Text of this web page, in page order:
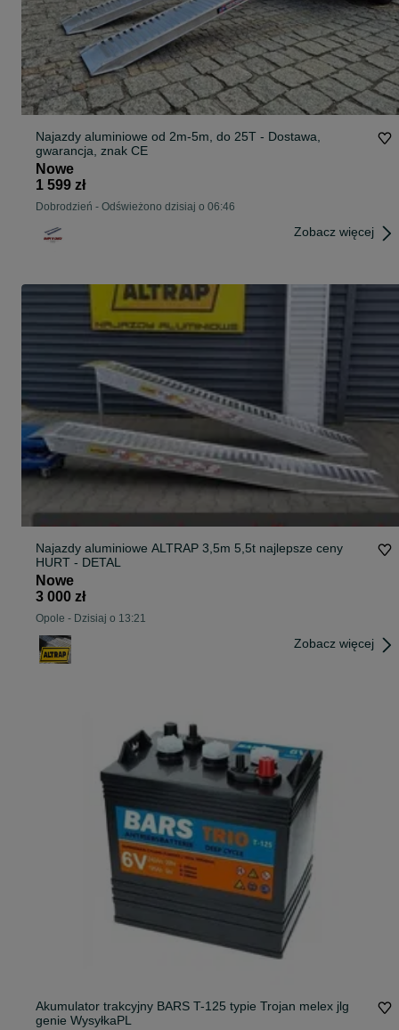
Najazdy aluminiowe od 2m-5m, do 25T - Dostawa,
gwarancja, znak CE
Nowe
1 599 zł
Dobrodzień - Odświeżono dzisiaj o 06:46
Zobacz więcej
Najazdy aluminiowe ALTRAP 3,5m 5,5t najlepsze ceny
HURT - DETAL
Nowe
3 000 zł
Opole - Dzisiaj o 13:21
Zobacz więcej
Akumulator trakcyjny BARS T-125 typie Trojan melex jlg
genie WysyłkaPL